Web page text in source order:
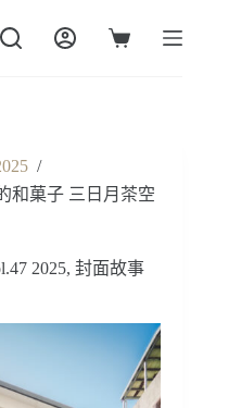
購
/
和菓子 三日月茶空
2025,封面故事